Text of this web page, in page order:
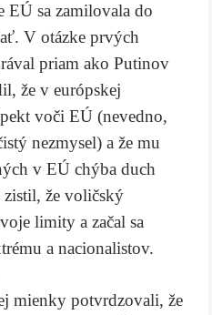
EÚ sa zamilovala do
V otázke prvých
priam ako Putinov
že v európskej
voči EÚ (nevedno,
nezmysel) a že mu
v EÚ chýba duch
zistil, že voličský
limity a začal sa
a nacionalistov.
mienky potvrdzovali, že